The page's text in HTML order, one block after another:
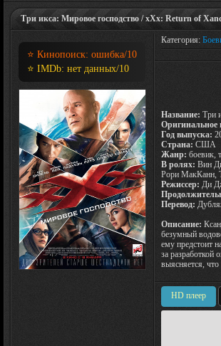
Три икса: Мировое господство / xXx: Return of
⭐ Кинопоиск: ошибка/10
⭐ IMDb: нет данных/10
Категория:
Название: Три
Оригинальное
Год выпуска:
Страна: США
Жанр: боевик,
В ролях: Вин
Рори МакКанн,
Режиссер: Ди
Перевод:
Описание:
безумный
ему предстоит
за разработкой
выясняется,
HD плеер